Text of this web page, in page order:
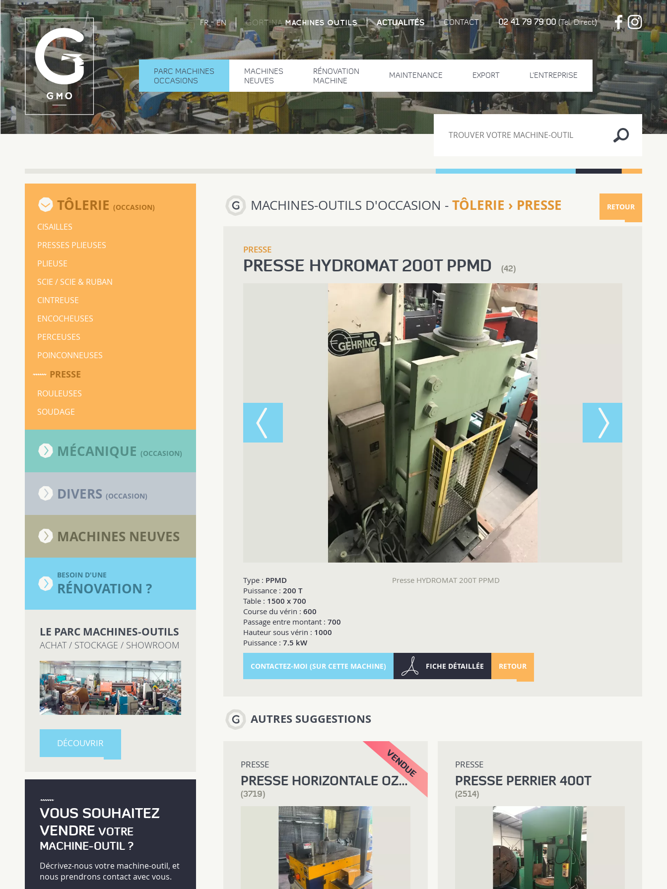
FR-EN GORTINAMACHINES OUTILS ACTUALITÉS CONTACT 02 41 79 79 00 (Tel. Direct)
PARC MACHINES
OCCASIONS
MACHINES
NEUVES
RÉNOVATION
MACHINE
MAINTENANCE EXPORT L'ENTREPRISE
TÔLERIE (OCCASION)
CISAILLES
PRESSES PLIEUSES
PLIEUSE
SCIE / SCIE & RUBAN
CINTREUSE
ENCOCHEUSES
PERCEUSES
POINCONNEUSES
PRESSE
ROULEUSES
SOUDAGE
MÉCANIQUE (OCCASION)
DIVERS (OCCASION)
MACHINES NEUVES
BESOIN D'UNE
RÉNOVATION ?
LE PARC MACHINES-OUTILS
ACHAT / STOCKAGE / SHOWROOM
DÉCOUVRIR
VOUS SOUHAITEZ
VENDRE VOTRE
MACHINE-OUTIL ?
Décrivez-nous votre machine-outil, et
nous prendrons contact avec vous.
RETOUR
MACHINES-OUTILS D'OCCASION - TÔLERIE › PRESSE
PRESSE
PRESSE HYDROMAT 200T PPMD (42)
Type : PPMD
Puissance : 200 T
Table : 1500 x 700
Course du vérin : 600
Passage entre montant : 700
Hauteur sous vérin : 1000
Puissance : 7.5 kW
Presse HYDROMAT 200T PPMD
CONTACTEZ-MOI (SUR CETTE MACHINE) FICHE DÉTAILLÉE RETOUR
AUTRES SUGGESTIONS
PRESSE
PRESSE HORIZONTALE OZBORN HP 40
(3719)
PRESSE
PRESSE PERRIER 400T
(2514)